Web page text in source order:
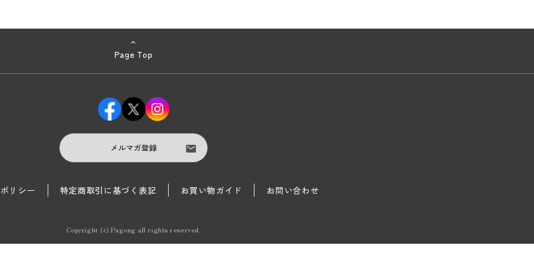
Page Top
メルマガ登録
リシー 特定商取引に基づく表記 お買い物ガイド お問い合わせ
Copyright (c) Pagong all rights reserved.